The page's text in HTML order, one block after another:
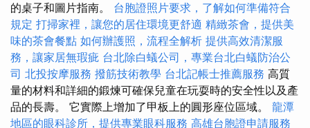
的桌子和圖片指南。 台胞證照片要求，了解如何準備符合
規定 打掃家裡，讓您的居住環境更舒適 精緻茶會，提供美
味的茶會餐點 如何辦護照，流程全解析 提供高效清潔服
務，讓家居無瑕疵 台北除白蟻公司，專業台北白蟻防治公
司 北投按摩服務 撥筋技術教學 台北記帳士推薦服務 高質
量的材料和詳細的鍛煉可確保兒童在玩耍時的安全性以及產
品的長壽。 它實際上增加了甲板上的圓形座位區域。 龍潭
地區的眼科診所，提供專業眼科服務 高雄台胞證申請服務